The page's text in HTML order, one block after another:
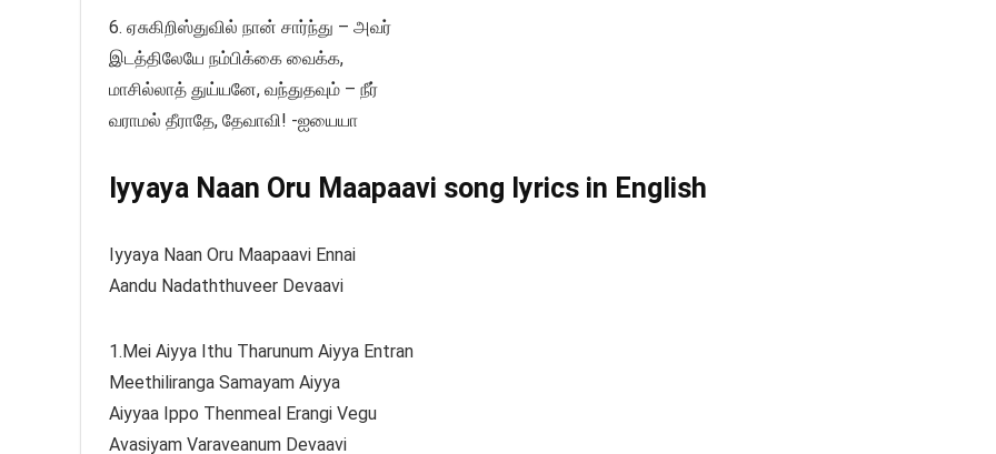
6. ஏசுகிறிஸ்துவில் நான் சார்ந்து – அவர்
இடத்திலேயே நம்பிக்கை வைக்க,
மாசில்லாத் துய்யனே, வந்துதவும் – நீர்
வராமல் தீராதே, தேவாவி! -ஐயையா
Iyyaya Naan Oru Maapaavi song lyrics in English
Iyyaya Naan Oru Maapaavi Ennai
Aandu Nadaththuveer Devaavi
1.Mei Aiyya Ithu Tharunum Aiyya Entran
Meethiliranga Samayam Aiyya
Aiyyaa Ippo Thenmeal Erangi Vegu
Avasiyam Varaveanum Devaavi